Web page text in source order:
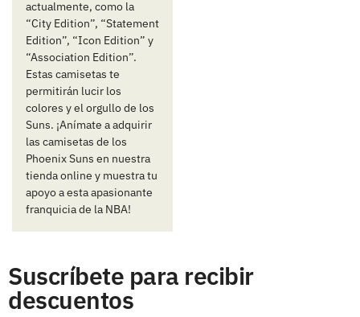
actualmente, como la
“City Edition”, “Statement
Edition”, “Icon Edition” y
“Association Edition”.
Estas camisetas te
permitirán lucir los
colores y el orgullo de los
Suns. ¡Anímate a adquirir
las camisetas de los
Phoenix Suns en nuestra
tienda online y muestra tu
apoyo a esta apasionante
franquicia de la NBA!
Suscríbete para recibir
descuentos